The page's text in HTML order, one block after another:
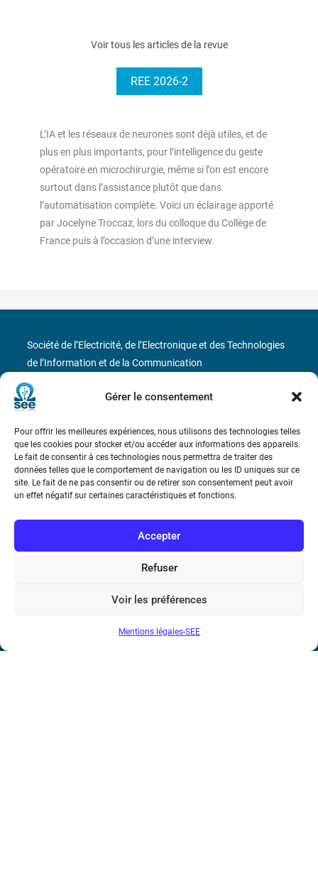
Gérer le consentement
Pour offrir les meilleures expériences, nous utilisons des technologies telles
que les cookies pour stocker et/ou accéder aux informations des appareils.
Le fait de consentir à ces technologies nous permettra de traiter des
données telles que le comportement de navigation ou les ID uniques sur ce
site. Le fait de ne pas consentir ou de retirer son consentement peut avoir
un effet négatif sur certaines caractéristiques et fonctions.
Accepter
Refuser
Voir les préférences
Mentions légales-SEE
Voir tous les articles de la revue
REE 2026-2
L’IA et les réseaux de neurones sont déjà utiles, et de
plus en plus importants, pour l’intelligence du geste
opératoire en microchirurgie, même si l’on est encore
surtout dans l’assistance plutôt que dans
l’automatisation complète. Voici un éclairage apporté
par Jocelyne Troccaz, lors du colloque du Collège de
France puis à l’occasion d’une interview.
Bicentenaire des découvertes d’André-
Marie Ampère
Conditions Générales de Vente
Mentions légales
Société de l’Electricité, de l’Electronique et des Technologies
de l’Information et de la Communication
17 rue de l’Amiral Hamelin 75116 Paris
Métro : « Boissière » Ligne 6 et « Iéna » Ligne 9
Téléphone : (+33) 1 56 90 37 17
N° de SIREN : 785 393 232, Code APE : 9412Z TVA intra-